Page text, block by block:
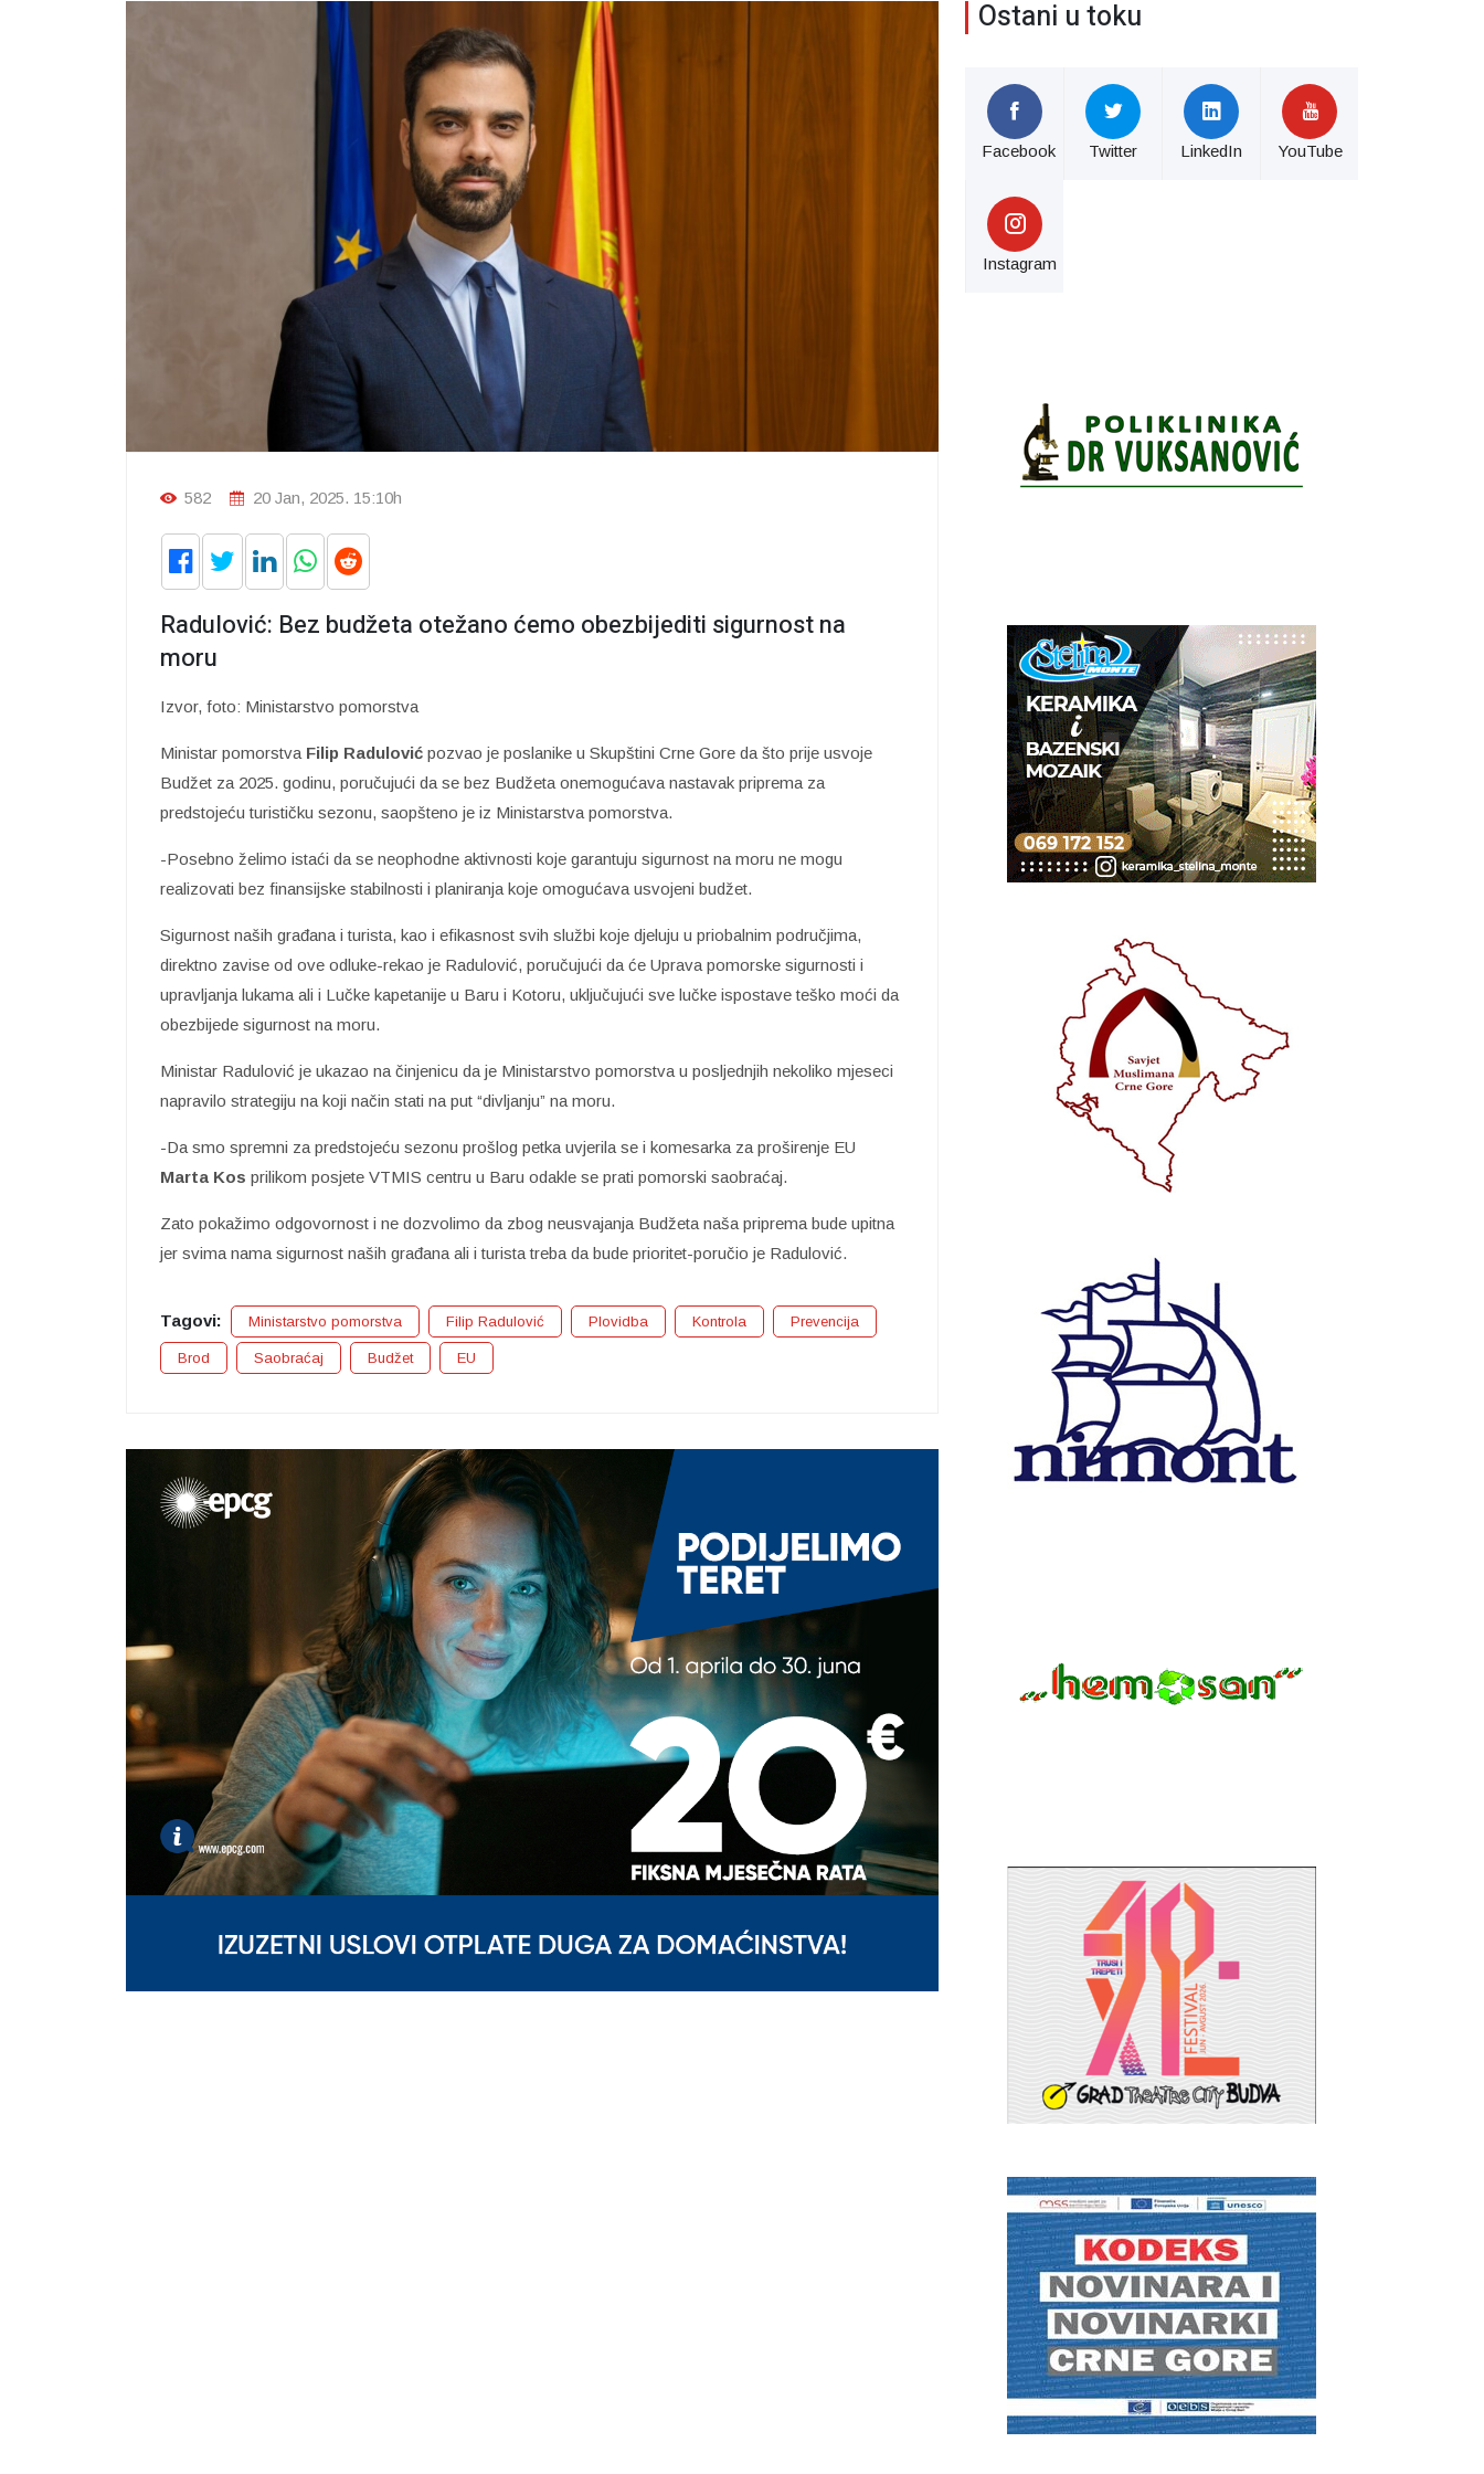
582 20 Jan, 2025. 15:10h
Radulović: Bez budžeta otežano ćemo obezbijediti sigurnost na
moru
Izvor, foto: Ministarstvo pomorstva
Ministar pomorstva Filip Radulović pozvao je poslanike u Skupštini Crne Gore da što prije usvoje
Budžet za 2025. godinu, poručujući da se bez Budžeta onemogućava nastavak priprema za
predstojeću turističku sezonu, saopšteno je iz Ministarstva pomorstva.
-Posebno želimo istaći da se neophodne aktivnosti koje garantuju sigurnost na moru ne mogu
realizovati bez finansijske stabilnosti i planiranja koje omogućava usvojeni budžet.
Sigurnost naših građana i turista, kao i efikasnost svih službi koje djeluju u priobalnim područjima,
direktno zavise od ove odluke-rekao je Radulović, poručujući da će Uprava pomorske sigurnosti i
upravljanja lukama ali i Lučke kapetanije u Baru i Kotoru, uključujući sve lučke ispostave teško moći da
obezbijede sigurnost na moru.
Ministar Radulović je ukazao na činjenicu da je Ministarstvo pomorstva u posljednjih nekoliko mjeseci
napravilo strategiju na koji način stati na put “divljanju” na moru.
-Da smo spremni za predstojeću sezonu prošlog petka uvjerila se i komesarka za proširenje EU
Marta Kos prilikom posjete VTMIS centru u Baru odakle se prati pomorski saobraćaj.
Zato pokažimo odgovornost i ne dozvolimo da zbog neusvajanja Budžeta naša priprema bude upitna
jer svima nama sigurnost naših građana ali i turista treba da bude prioritet-poručio je Radulović.
Tagovi: Ministarstvo pomorstva Filip Radulović Plovidba Kontrola Prevencija
Brod Saobraćaj Budžet EU
Ostani u toku
Facebook Twitter LinkedIn YouTube
Instagram